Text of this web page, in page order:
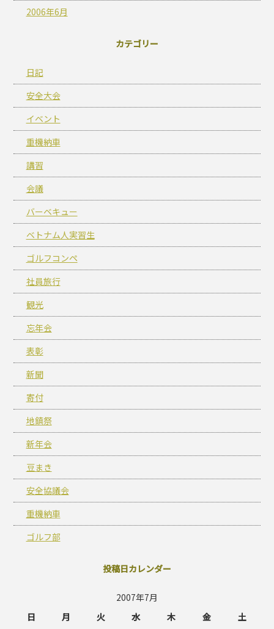
2006年6月
カテゴリー
日記
安全大会
イベント
重機納車
講習
会議
バーベキュー
ベトナム人実習生
ゴルフコンペ
社員旅行
観光
忘年会
表彰
新聞
寄付
地鎮祭
新年会
豆まき
安全協議会
重機納車
ゴルフ部
投稿日カレンダー
2007年7月
日
月 火 水 木 金
土